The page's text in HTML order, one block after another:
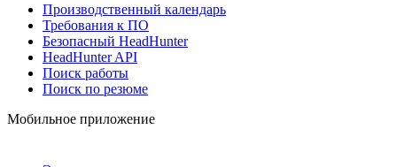
Производственный календарь
Требования к ПО
Безопасный HeadHunter
HeadHunter API
Поиск работы
Поиск по резюме
Мобильное приложение